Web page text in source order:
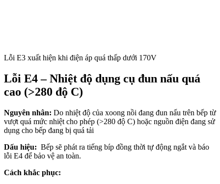
Lỗi E3 xuất hiện khi điện áp quá thấp dưới 170V
Lỗi E4 – Nhiệt độ dụng cụ đun nấu quá
cao (>280 độ C)
Nguyên nhân: Do nhiệt độ của xoong nồi đang đun nấu trên bếp từ
vượt quá mức nhiệt cho phép (>280 độ C) hoặc nguồn điện đang sử
dụng cho bếp đang bị quá tải
Dấu hiệu: Bếp sẽ phát ra tiếng bíp đồng thời tự động ngắt và báo
lỗi E4 để bảo vệ an toàn.
Cách khắc phục: